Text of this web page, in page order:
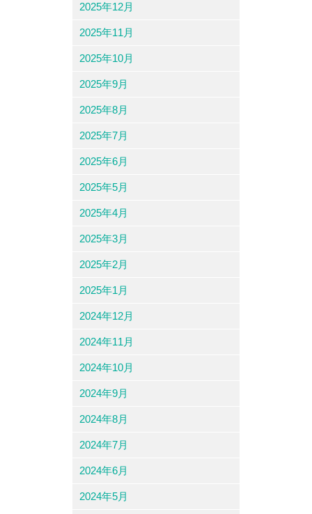
2025年12月
2025年11月
2025年10月
2025年9月
2025年8月
2025年7月
2025年6月
2025年5月
2025年4月
2025年3月
2025年2月
2025年1月
2024年12月
2024年11月
2024年10月
2024年9月
2024年8月
2024年7月
2024年6月
2024年5月